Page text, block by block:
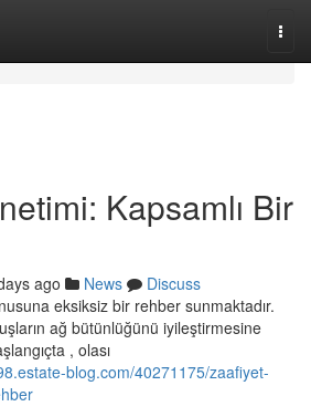
Kapsamlı Bir
ago News
Discuss
eksiksiz bir rehber sunmaktadır.
ağ bütünlüğünü iyileştirmesine
, olası
blog.com/40271175/zaafiyet-